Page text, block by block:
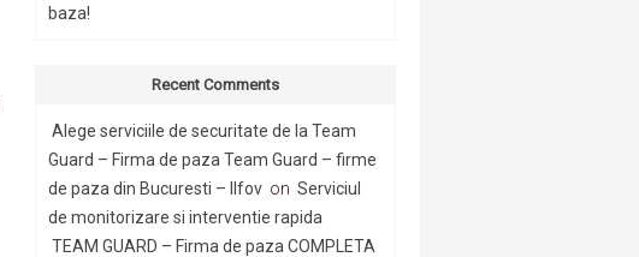
baza!
Recent Comments
Alege serviciile de securitate de la Team
Guard – Firma de paza Team Guard – firme
de paza din Bucuresti – Ilfov on Serviciul
de monitorizare si interventie rapida
TEAM GUARD – Firma de paza COMPLETA